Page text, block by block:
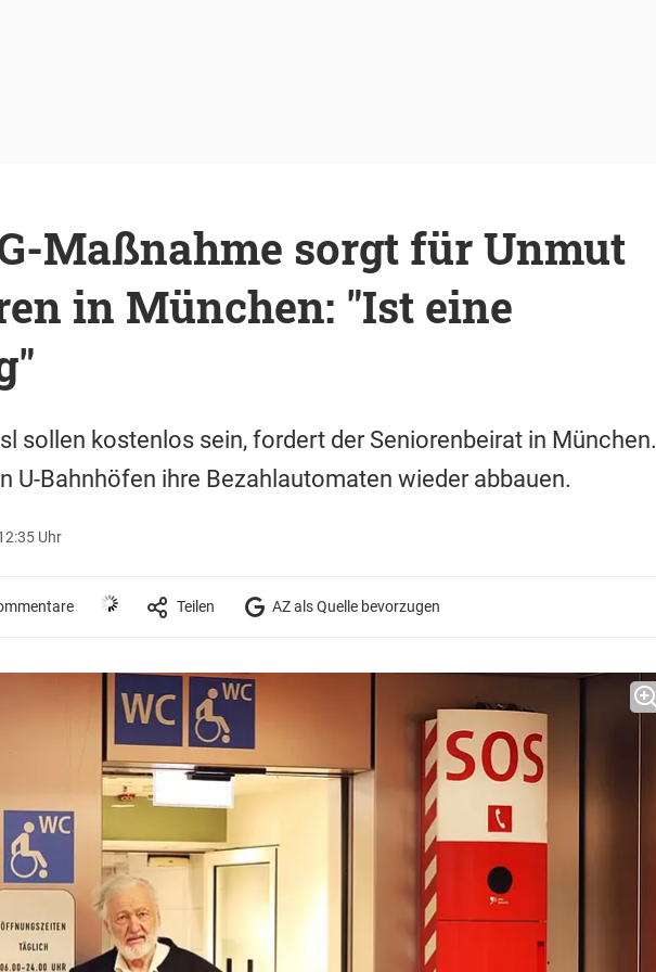
Maßnahme sorgt für Unmut
in München: "Ist eine
sollen kostenlos sein, fordert der Seniorenbeirat in München.
U-Bahnhöfen ihre Bezahlautomaten wieder abbauen.
Uhr
Teilen AZ als Quelle bevorzugen